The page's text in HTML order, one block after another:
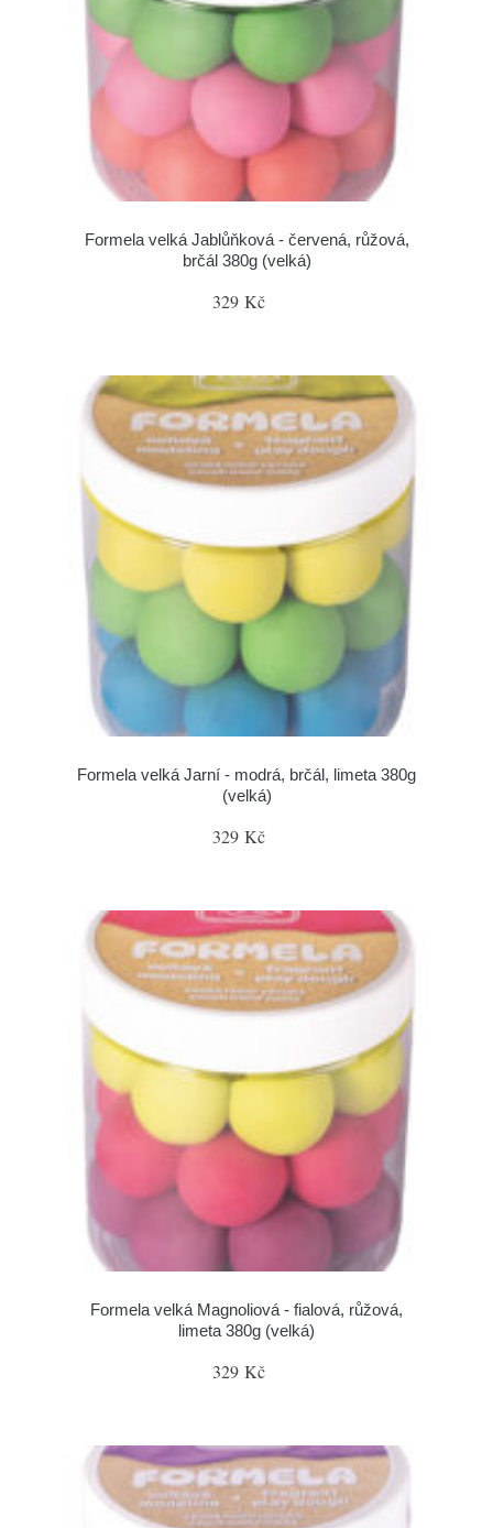
Formela velká Jablůňková - červená, růžová,
brčál 380g (velká)
329 Kč
Formela velká Jarní - modrá, brčál, limeta 380g
(velká)
329 Kč
Formela velká Magnoliová - fialová, růžová,
limeta 380g (velká)
329 Kč